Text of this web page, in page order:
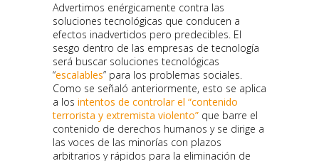
Advertimos enérgicamente contra las
soluciones tecnológicas que conducen a
efectos inadvertidos pero predecibles. El
sesgo dentro de las empresas de tecnología
será buscar soluciones tecnológicas
“escalables” para los problemas sociales.
Como se señaló anteriormente, esto se aplica
a los intentos de controlar el “contenido
terrorista y extremista violento” que barre el
contenido de derechos humanos y se dirige a
las voces de las minorías con plazos
arbitrarios y rápidos para la eliminación de